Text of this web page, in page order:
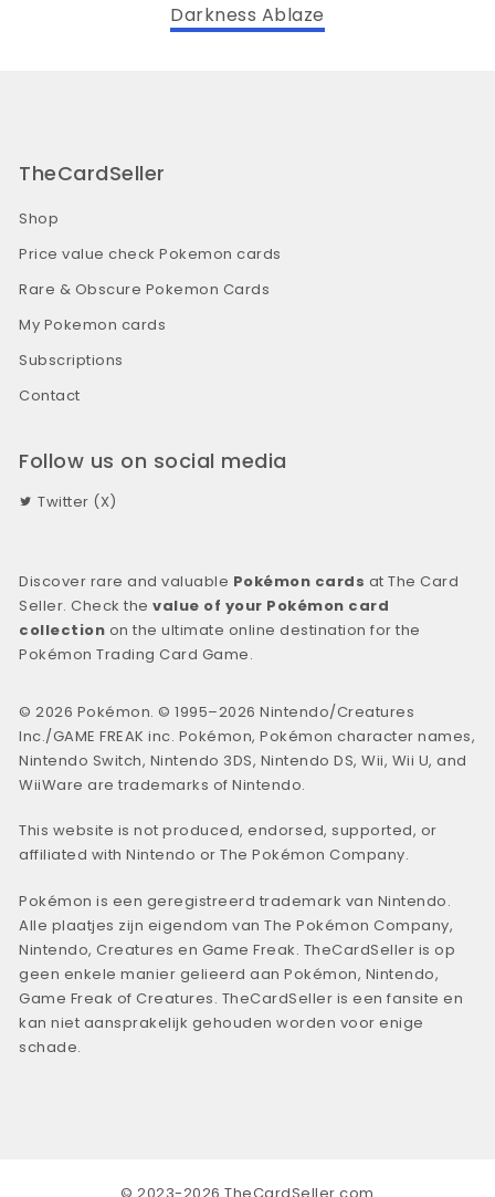
Darkness Ablaze
TheCardSeller
Shop
Price value check Pokemon cards
Rare & Obscure Pokemon Cards
My Pokemon cards
Subscriptions
Contact
Follow us on social media
Twitter (X)
Discover rare and valuable Pokémon cards at The Card
Seller. Check thevalue of your Pokémon card
collection on the ultimate online destination for the
Pokémon Trading Card Game.
© 2026 Pokémon. © 1995–2026 Nintendo/Creatures
Inc./GAME FREAK inc. Pokémon, Pokémon character names,
Nintendo Switch, Nintendo 3DS, Nintendo DS, Wii, Wii U, and
WiiWare are trademarks of Nintendo.
This website is not produced, endorsed, supported, or
affiliated with Nintendo or The Pokémon Company.
Pokémon is een geregistreerd trademark van Nintendo.
Alle plaatjes zijn eigendom van The Pokémon Company,
Nintendo, Creatures en Game Freak. TheCardSeller is op
geen enkele manier gelieerd aan Pokémon, Nintendo,
Game Freak of Creatures. TheCardSeller is een fansite en
kan niet aansprakelijk gehouden worden voor enige
schade.
© 2023-2026 TheCardSeller.com